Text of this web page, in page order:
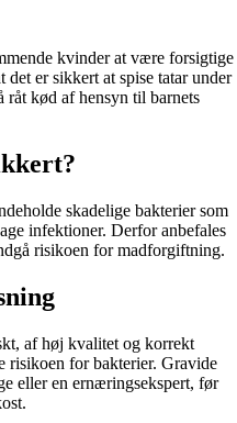
kvinder at være forsigtige
det er sikkert at spise tatar under
råt kød af hensyn til barnets
skadelige bakterier som
infektioner. Derfor anbefales
risikoen for madforgiftning.
af høj kvalitet og korrekt
risikoen for bakterier. Gravide
eller en ernæringsekspert, før